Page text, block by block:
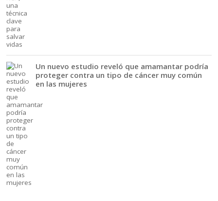
Un nuevo estudio reveló que amamantar podría
proteger contra un tipo de cáncer muy común
en las mujeres